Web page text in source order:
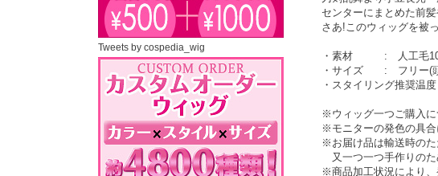
センターにまとめた前
さあ!このウィッグを被
・素材 : 人工毛
・サイズ : フリー(頭
・スタイリング推奨温
※ウィッグ一つご購入に
※モニターの発色の具合
※お届け品は輸送時のた
又一つ一つ手作りのた
※商品加工状況により、
Tweets by cospedia_wig